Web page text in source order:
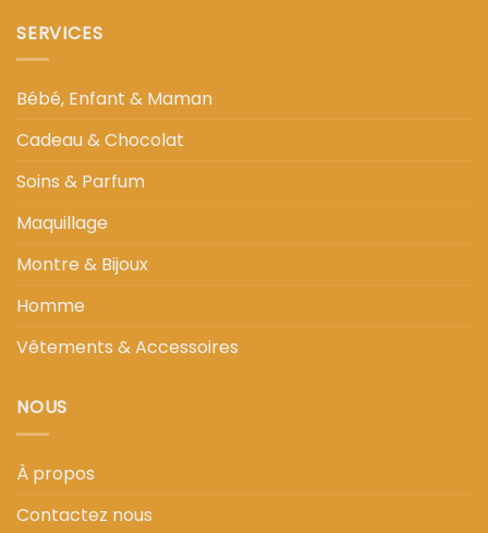
SERVICES
Bébé, Enfant & Maman
Cadeau & Chocolat
Soins & Parfum
Maquillage
Montre & Bijoux
Homme
Vêtements & Accessoires
NOUS
À propos
Contactez nous